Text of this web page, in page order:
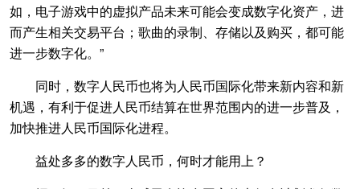
如，电子游戏中的虚拟产品未来可能会变成数字化资产，进
而产生相关交易平台；歌曲的录制、存储以及购买，都可能
进一步数字化。”
同时，数字人民币也将为人民币国际化带来新内容和新
机遇，有利于促进人民币结算在世界范围内的进一步普及，
加快推进人民币国际化进程。
益处多多的数字人民币，何时才能用上？